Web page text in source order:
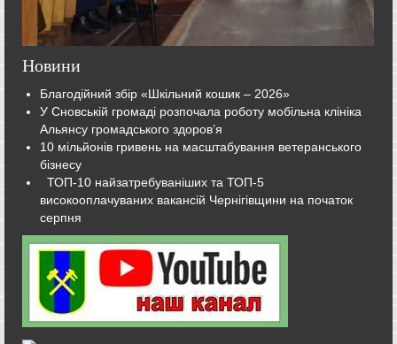
Новини
Благодійний збір «Шкільний кошик – 2026»
У Сновській громаді розпочала роботу мобільна клініка
Альянсу громадського здоров’я
10 мільйонів гривень на масштабування ветеранського
бізнесу
ТОП-10 найзатребуваніших та ТОП-5
високооплачуваних вакансій Чернігівщини на початок
серпня